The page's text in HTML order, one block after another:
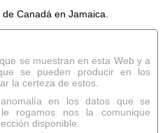
Canadá en Jamaica.
se muestran en esta Web y a
se pueden producir en los
la certeza de estos.
en los datos que se
rogamos nos la comunique
disponible.